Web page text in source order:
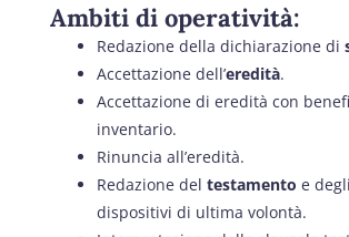
Ambiti di operatività:
Redazione della dichiarazione di
Accettazione dell’eredità.
Accettazione di eredità con
inventario.
Rinuncia all’eredità.
Redazione del testamento e
dispositivi di ultima volontà.